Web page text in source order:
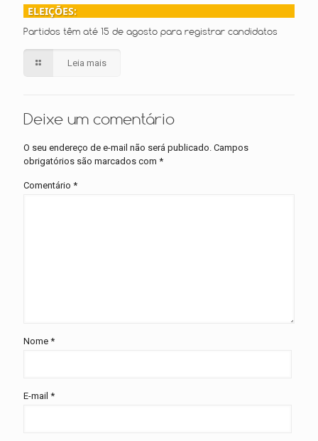
ELEIÇÕES:
Partidos têm até 15 de agosto para registrar candidatos
Leia mais
Deixe um comentário
O seu endereço de e-mail não será publicado. Campos
obrigatórios são marcados com *
Comentário *
Nome *
E-mail *